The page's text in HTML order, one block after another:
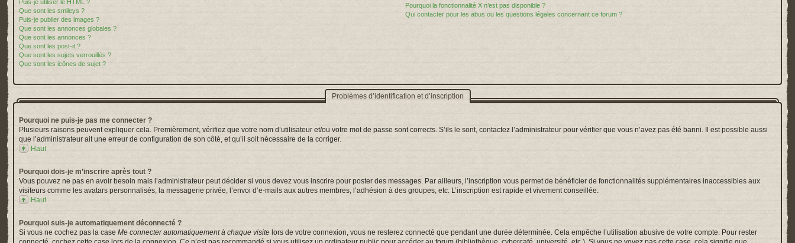
Puis-je utiliser le HTML ?
Que sont les smileys ?
Puis-je publier des images ?
Que sont les annonces globales ?
Que sont les annonces ?
Que sont les post-it ?
Que sont les sujets verrouillés ?
Que sont les icônes de sujet ?
Pourquoi la fonctionnalité X n’est pas disponible ?
Qui contacter pour les abus ou les questions légales concernant ce forum ?
Problèmes d’identification et d’inscription
Pourquoi ne puis-je pas me connecter ?
Plusieurs raisons peuvent expliquer cela. Premièrement, vérifiez que votre nom d’utilisateur et/ou votre mot de passe sont corrects. S’ils le sont, contactez l’administrateur pour vérifier que vous n’avez pas été banni. Il est possible aussi
que l’administrateur ait une erreur de configuration de son côté, et qu’il soit nécessaire de la corriger.
Haut
Pourquoi dois-je m’inscrire après tout ?
Vous pouvez ne pas en avoir besoin mais l’administrateur peut décider si vous devez vous inscrire pour poster des messages. Par ailleurs, l’inscription vous permet de bénéficier de fonctionnalités supplémentaires inaccessibles aux
visiteurs comme les avatars personnalisés, la messagerie privée, l’envoi d’e-mails aux autres membres, l’adhésion à des groupes, etc. L’inscription est rapide et vivement conseillée.
Haut
Pourquoi suis-je automatiquement déconnecté ?
Si vous ne cochez pas la case Me connecter automatiquement à chaque visite lors de votre connexion, vous ne resterez connecté que pendant une durée déterminée. Cela empêche l’utilisation abusive de votre compte. Pour rester